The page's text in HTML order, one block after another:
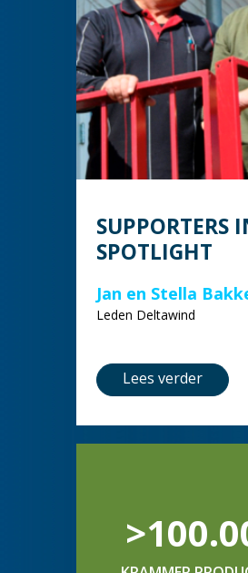
SUPPORTERS
SPOTLIGHT
Jan en Stella
Leden Deltawind
Lees verder